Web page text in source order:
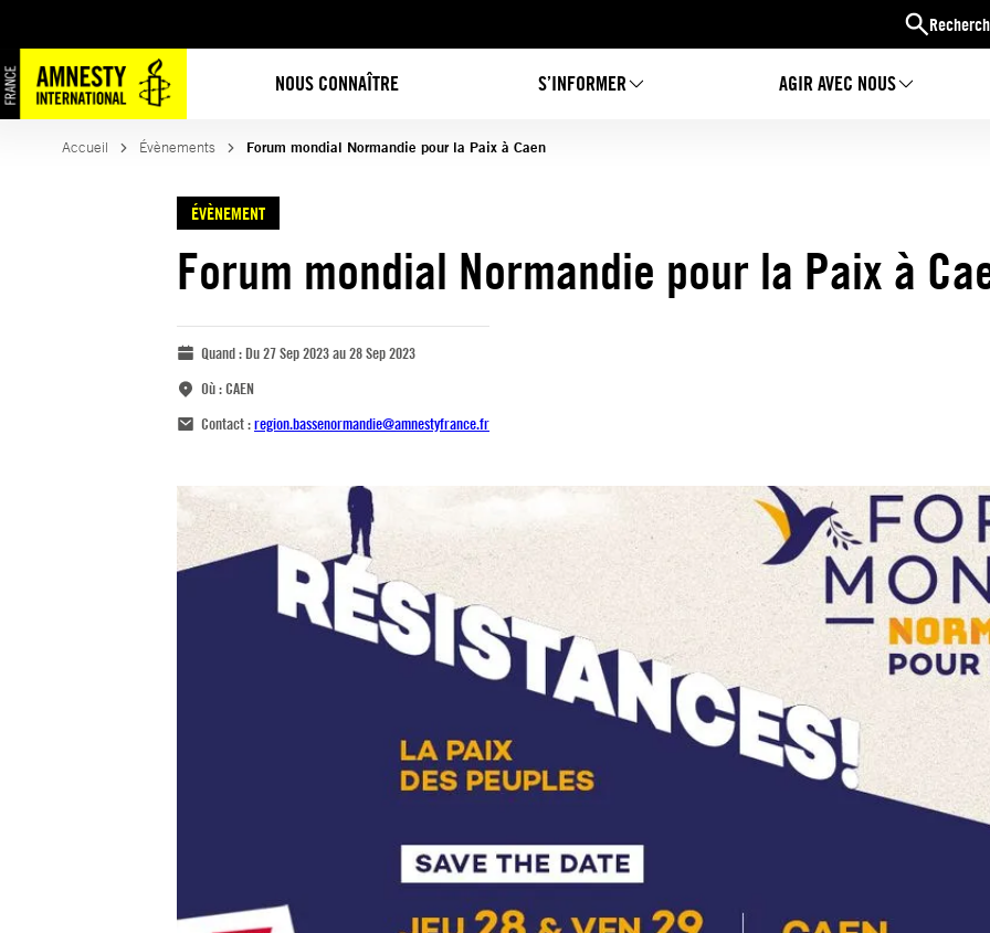
NOUS CONNAÎTRE S’INFORMER AGIR AVEC NOUS
Accueil Évènements Forum mondial Normandie pour la Paix à Caen
ÉVÈNEMENT
Forum mondial Normandie pour la Paix à
Quand :Du 27 Sep 2023 au 28 Sep 2023
Où :CAEN
Contact :region.bassenormandie@amnestyfrance.fr